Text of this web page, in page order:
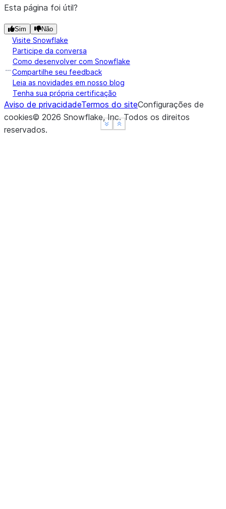
Show less
See moreShow less
See more
Esta página foi útil?
Sim Não
Visite Snowflake
Participe da conversa
Como desenvolver com Snowflake
Compartilhe seu feedback
Leia as novidades em nosso blog
Tenha sua própria certificação
Aviso de privacidadeTermos do siteConfigurações de
cookies© 2026 Snowflake, Inc.Todos os direitos
reservados.